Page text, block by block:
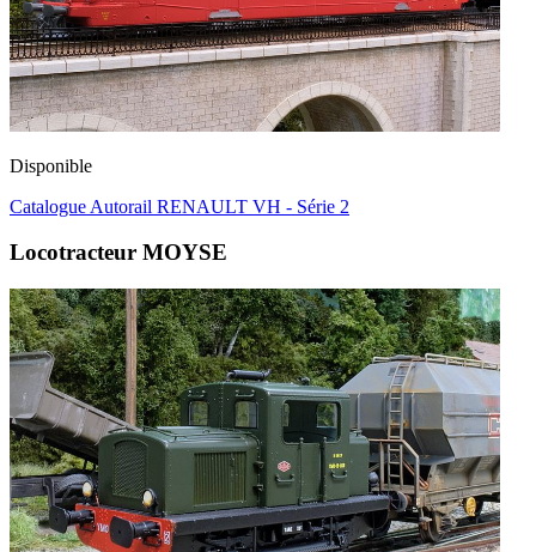
Disponible
Catalogue Autorail RENAULT VH - Série 2
Locotracteur MOYSE